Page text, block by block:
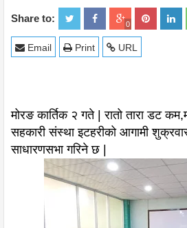
Share to: 0
URL
Print
Email
मोरङ कार्तिक २ गते | रातो तारा डट
सहकारी संस्था इटहरीको आगामी
साधारणसभा गरिने छ |